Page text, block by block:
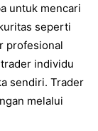
untuk mencari
seperti
profesional
individu
sendiri. Trader
melalui